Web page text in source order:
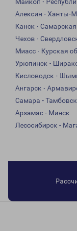
Майкоп -
Алексин - Ханты-
Канск -
Чехов -
Миасс - Курская
Урюпинск -
Кисловодск -
Ангарск -
Самара -
Арзамас - Минск
Лесосибирск -